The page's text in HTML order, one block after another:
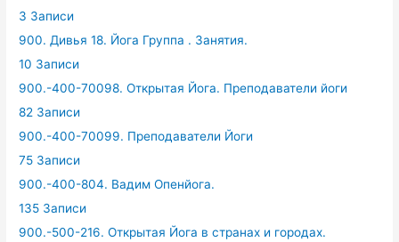
3 Записи
900. Дивья 18. Йога Группа . Занятия.
10 Записи
900.-400-70098. Открытая Йога. Преподаватели йоги
82 Записи
900.-400-70099. Преподаватели Йоги
75 Записи
900.-400-804. Вадим Опенйога.
135 Записи
900.-500-216. Открытая Йога в странах и городах.